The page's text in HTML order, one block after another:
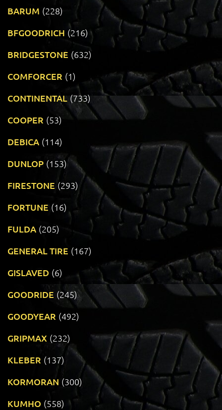
BARUM (228)
BFGOODRICH (216)
BRIDGESTONE (632)
COMFORCER (1)
CONTINENTAL (733)
COOPER (53)
DEBICA (114)
DUNLOP (153)
FIRESTONE (293)
FORTUNE (16)
FULDA (205)
GENERAL TIRE (167)
GISLAVED (6)
GOODRIDE (245)
GOODYEAR (492)
GRIPMAX (232)
KLEBER (137)
KORMORAN (300)
KUMHO (558)